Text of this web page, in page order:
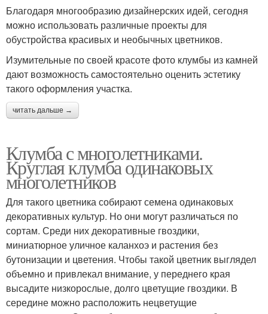
Благодаря многообразию дизайнерских идей, сегодня
можно использовать различные проекты для
обустройства красивых и необычных цветников.
Изумительные по своей красоте фото клумбы из камней
дают возможность самостоятельно оценить эстетику
такого оформления участка.
читать дальше →
Клумба с многолетниками.
Круглая клумба одинаковых
многолетников
Для такого цветника собирают семена одинаковых
декоративных культур. Но они могут различаться по
сортам. Среди них декоративные гвоздики,
миниатюрное уличное каланхоэ и растения без
бутонизации и цветения. Чтобы такой цветник выглядел
объемно и привлекал внимание, у переднего края
высадите низкорослые, долго цветущие гвоздики. В
середине можно расположить нецветущие